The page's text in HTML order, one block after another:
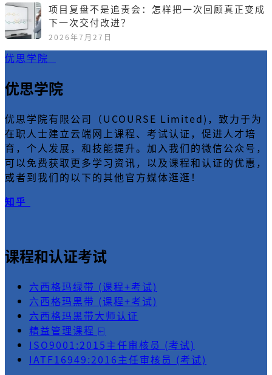
项目复盘不是追责会：怎样把一次回顾真正变成
下一次交付改进？
2026年7月27日
优思学院
优思学院
优思学院有限公司（UCOURSE Limited)，致力于为
在职人士建立云端网上课程、考试认证，促进人才培
育，个人发展，和技能提升。加入我们的微信公众号，
可以免费获取更多学习资讯，以及课程和认证的优惠，
或者到我们的以下的其他官方媒体逛逛！
知乎
课程和认证考试
六西格玛绿带 (课程+考试)
六西格玛黑带 (课程+考试)
六西格玛黑带大师认证
精益管理课程 ⍇
ISO9001:2015主任审核员 (考试)
IATF16949:2016主任审核员 (考试)